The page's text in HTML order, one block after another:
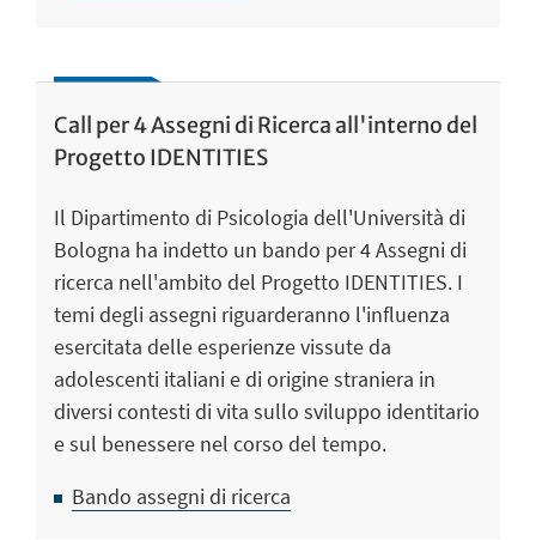
Call per 4 Assegni di Ricerca all'interno del
Progetto IDENTITIES
Il Dipartimento di Psicologia dell'Università di
Bologna ha indetto un bando per 4 Assegni di
ricerca nell'ambito del Progetto IDENTITIES. I
temi degli assegni riguarderanno l'influenza
esercitata delle esperienze vissute da
adolescenti italiani e di origine straniera in
diversi contesti di vita sullo sviluppo identitario
e sul benessere nel corso del tempo.
Bando assegni di ricerca